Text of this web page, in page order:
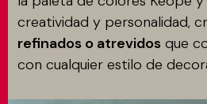
creatividad y personalidad,
refinados o atrevidos que
con cualquier estilo de